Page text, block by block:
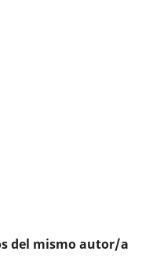
del mismo autor/a